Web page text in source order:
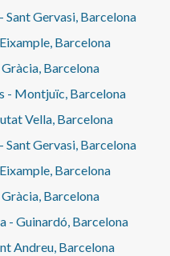
Sant Gervasi, Barcelona
Barcelona
Barcelona
- Montjuïc, Barcelona
Vella, Barcelona
Sant Gervasi, Barcelona
Barcelona
Barcelona
- Guinardó, Barcelona
Andreu, Barcelona